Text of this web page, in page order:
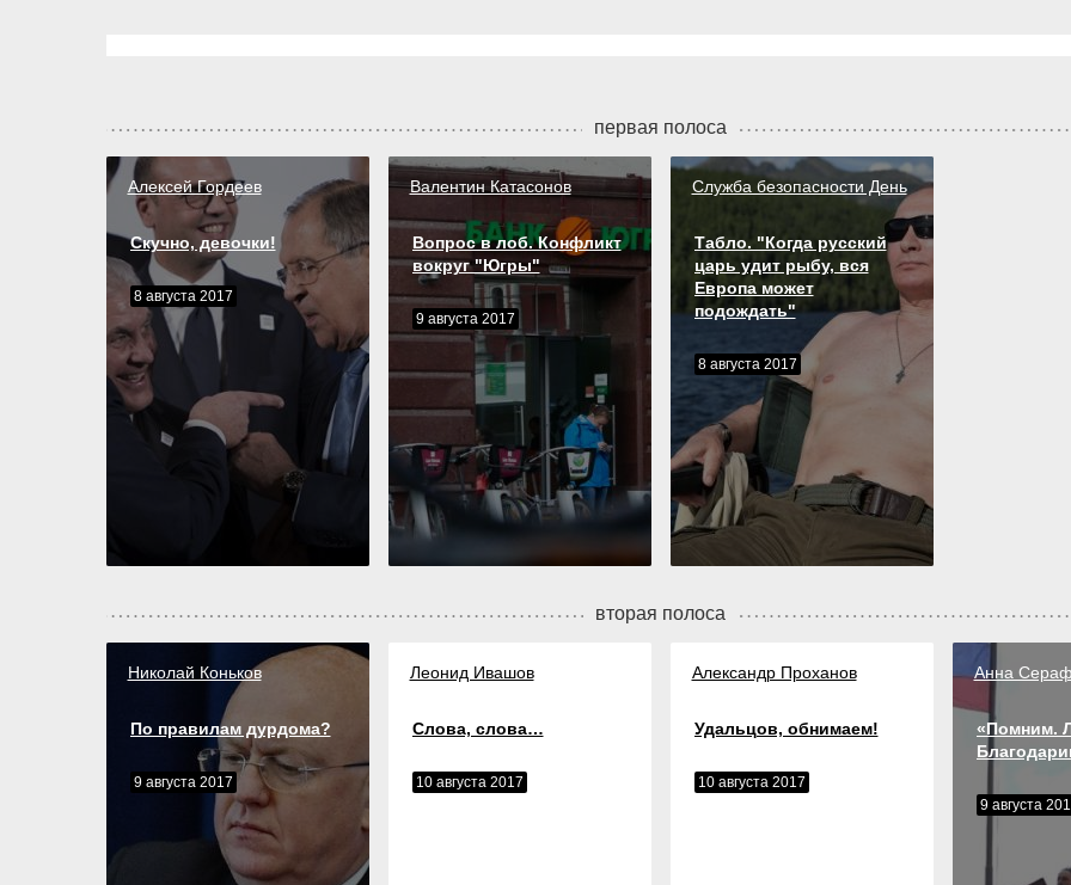
первая полоса
Алексей Гордеев
Скучно, девочки!
8 августа 2017
Валентин Катасонов
Вопрос в лоб. Конфликт
вокруг "Югры"
9 августа 2017
Служба безопасности День
Табло. "Когда русский
царь удит рыбу, вся
Европа может
подождать"
8 августа 2017
вторая полоса
Николай Коньков
По правилам дурдома?
9 августа 2017
Леонид Ивашов
Слова, слова…
10 августа 2017
Александр Проханов
Удальцов, обнимаем!
10 августа 2017
Анна
«Помним.
9 августа